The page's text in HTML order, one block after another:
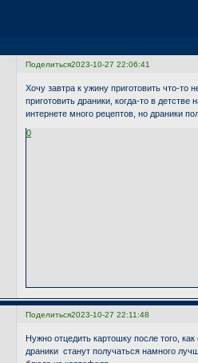
Поделиться2023-10-27 22:06:41
Хочу завтра к ужину приготовить что-
приготовить драники, когда-то в
интернете много рецептов, но драники
0
Поделиться2023-10-27 22:11:48
Нужно отцедить картошку после того,
драники станут получаться намного